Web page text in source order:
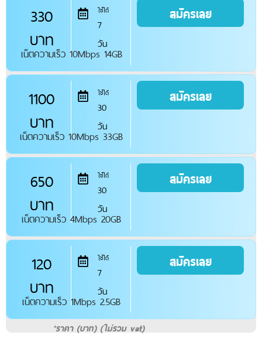
330
บาท
ใช้ได้
7
วัน
เน็ตความเร็ว 10Mbps 14GB
สมัครเลย
1100
บาท
ใช้ได้
30
วัน
เน็ตความเร็ว 10Mbps 33GB
สมัครเลย
650
บาท
ใช้ได้
30
วัน
เน็ตความเร็ว 4Mbps 20GB
สมัครเลย
120
บาท
ใช้ได้
7
วัน
เน็ตความเร็ว 1Mbps 2.5GB
สมัครเลย
*ราคา (บาท) (ไม่รวม vat)